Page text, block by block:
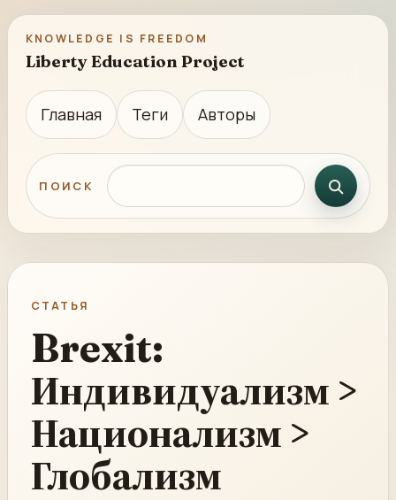
KNOWLEDGE IS FREEDOM
Liberty Education Project
Главная Теги Авторы
ПОИСК Поиск по сайту
СТАТЬЯ
Brexit:
Индивидуализм >
Национализм >
Глобализм